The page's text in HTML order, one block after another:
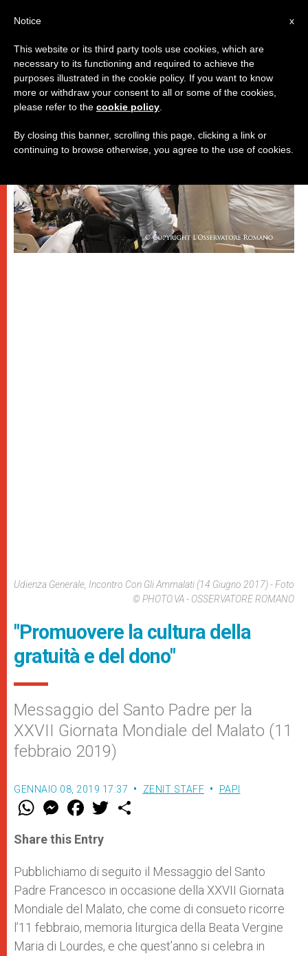
PAPI
Udienza Generale, Incontro Con Gli Ammalati (14 Giugno 2017) - Foto
© PHOTO.VA - OSSERVATORE ROMANO
"Promuovere la cultura della
gratuità e del dono"
Messaggio del Santo Padre per la
XXVII Giornata Mondiale del Malato (11
febbraio 2019)
GENNAIO 08, 2019 17:37 ZENIT STAFF PAPI
W
t
s
p
p
M
e
s
e
g
e
r
F
a
e
b
o
k
w
r
Share this Entry
Pubblichiamo di seguito il Messaggio del Santo
Padre Francesco in occasione della XXVII Giornata
Mondiale del Malato, che come di consueto ricorre
l’11 febbraio, memoria liturgica della Beata Vergine
Maria di Lourdes, e che quest’anno si celebra in
x
Notice
This website or its third party tools use cookies, which are
necessary to its functioning and required to achieve the
purposes illustrated in the cookie policy. If you want to know
more or withdraw your consent to all or some of the cookies,
please refer to the cookie policy
By closing this banner, scrolling this page, clicking a link or
continuing to browse otherwise, you agree to the use of cookies.